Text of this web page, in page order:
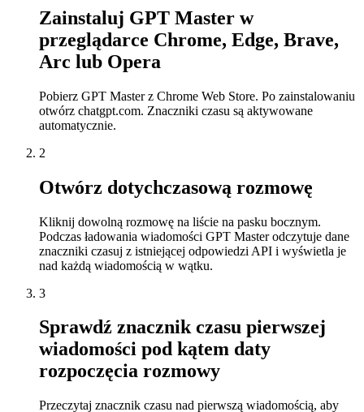
Zainstaluj GPT Master w
przeglądarce Chrome, Edge, Brave,
Arc lub Opera
Pobierz GPT Master z Chrome Web Store. Po zainstalowaniu
otwórz chatgpt.com. Znaczniki czasu są aktywowane
automatycznie.
2
Otwórz dotychczasową rozmowę
Kliknij dowolną rozmowę na liście na pasku bocznym.
Podczas ładowania wiadomości GPT Master odczytuje dane
znaczniki czasuj z istniejącej odpowiedzi API i wyświetla je
nad każdą wiadomością w wątku.
3
Sprawdź znacznik czasu pierwszej
wiadomości pod kątem daty
rozpoczęcia rozmowy
Przeczytaj znacznik czasu nad pierwszą wiadomością, aby